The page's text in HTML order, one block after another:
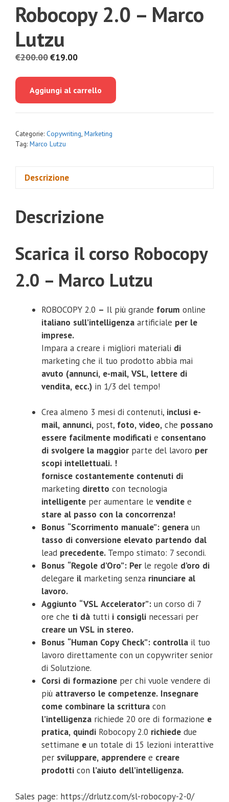
Robocopy 2.0 – Marco
Lutzu
€200.00Il
era:
€19.00Il
è:
Aggiungi al carrello
Categorie: Copywriting, Marketing
Tag: Marco Lutzu
Descrizione
Descrizione
Scarica il corso Robocopy
2.0 – Marco Lutzu
ROBOCOPY 2.0 – Il più grande forum online
italiano sull’intelligenza artificiale per le
imprese.
Impara a creare i migliori materiali di
marketing che il tuo prodotto abbia mai
avuto (annunci, e-mail, VSL, lettere di
vendita, ecc.) in 1/3 del tempo!
Crea almeno 3 mesi di contenuti, inclusi e-
mail, annunci, post, foto, video, che possano
essere facilmente modificati e consentano
di svolgere la maggior parte del lavoro per
scopi intellettuali. !
fornisce costantemente contenuti di
marketing diretto con tecnologia
intelligente per aumentare le vendite e
stare al passo con la concorrenza!
Bonus “Scorrimento manuale”: genera un
tasso di conversione elevato partendo dal
lead precedente. Tempo stimato: 7 secondi.
Bonus “Regole d’Oro”: Per le regole d’oro di
delegare il marketing senza rinunciare al
lavoro.
Aggiunto “VSL Accelerator”: un corso di 7
ore che ti dà tutti i consigli necessari per
creare un VSL in stereo.
Bonus “Human Copy Check”: controlla il tuo
lavoro direttamente con un copywriter senior
di Solutzione.
Corsi di formazione per chi vuole vendere di
più attraverso le competenze. Insegnare
come combinare la scrittura con
l’intelligenza richiede 20 ore di formazione e
pratica, quindi Robocopy 2.0 richiede due
settimane e un totale di 15 lezioni interattive
per sviluppare, apprendere e creare
prodotti con l’aiuto dell’intelligenza.
Sales page: https://drlutz.com/sl-robocopy-2-0/